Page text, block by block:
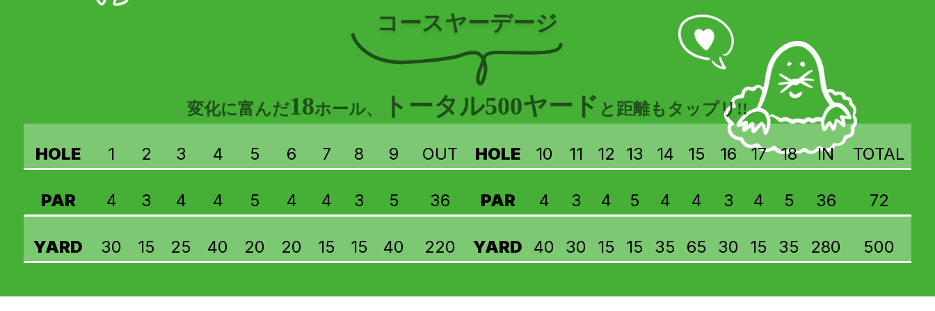
コースヤーデージ
変化に富んだ18ホール、 トータル500ヤード と距離もタップリ!!
HOLE 1 2 3 4 5 6 7 8 9 OUT
PAR 4 3 4 4 5 4 4 3 5 36
YARD 30 15 25 40 20 20 15 15 40 220
HOLE 10 11 12 13 14 15 16 17 18 IN TOTAL
PAR 4 3 4 5 4 4 3 4 5 36 72
YARD 40 30 15 15 35 65 30 15 35 280 500